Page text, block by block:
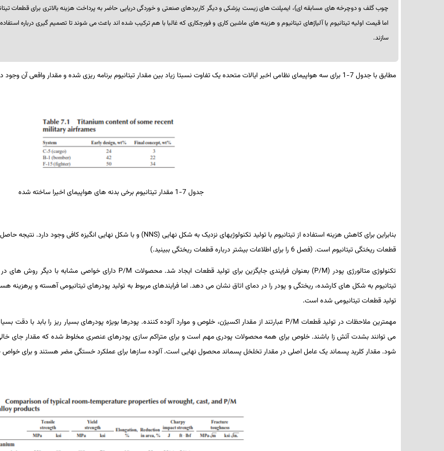
چوب گلف و دوچرخه­ های مسابقه­ ای)، ایمپلنت­ های زیست­ پزشکی و دیگر کاربردهای صنعتی و خوردگی دریایی حاضر به پرداخت هزینه بالاتری برای قطعات
اما قیمت اولیه تیتانیوم یا آلیاژهای تیتانیوم و هزینه­ های ماشین­ کاری و فورج­کاری که غالبا با هم ترکیب شده اند باعث می شوند تا تصمیم­ گیری درباره استفاده
سازند.
مطابق با جدول 7-1 برای سه هواپیمای نظامی اخیر ایالات متحده یک تفاوت نسبتا زیاد بین مقدار تیتانیوم برنامه­ ریزی­ شده و مقدار واقعی آن وجود دارد.
جدول 7-1 مقدار تیتانیوم برخی بدنه ­های هواپیمای اخیرا ساخته­ شده
بنابراین برای کاهش هزینه استفاده از تیتانیوم با تولید تکنولوژی­های نزدیک به شکل نهایی (NNS) و با شکل نهایی انگیزه کافی وجود دارد. نتیجه­
قطعات ریختگی تیتانیوم است. (فصل 6 را برای اطلاعات بیشتر درباره قطعات ریختگی ببینید.)
تکنولوژی متالورژی پودر (P/M) بعنوان فرایندی جایگزین برای تولید قطعات ایجاد شد. محصولات P/M
تیتانیوم به شکل­ های کارشده، ریختگی و پودر را در دمای اتاق نشان می ­دهد. اما فرایندهای مربوط به تولید پودرهای تیتانیومی آهسته و
تولید قطعات تیتانیومی شده است.
مهم­ترین ملاحظات در تولید قطعات P/M عبارتند از مقدار اکسیژن، خلوص و موارد آلوده­ کننده. پودرها بویژه پودرهای بسیار ریز را بابد با دقت
می­ توانند بشدت آتش ­زا باشند. خلوص برای همه محصولات پودری مهم است و برای متراکم ­سازی پودرهای عنصری مخلوط­ شده که مقدار جای­
شود. مقدار کلرید پسماند یک عامل اصلی در مقدار تخلخل پسماند محصول نهایی است. آلوده­ سازها برای عملکرد خستگی مضر هستند و برای